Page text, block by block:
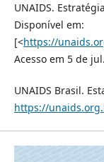
UNAIDS.
Disponível em:
[<https://
Acesso em 5 de
UNAIDS Brasil.
https://